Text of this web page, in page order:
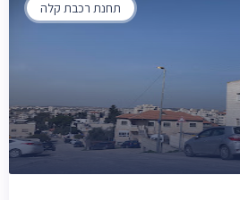
תחנת רכבת קלה